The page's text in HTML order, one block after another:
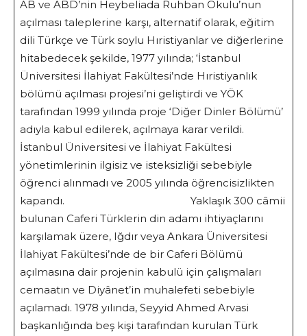
AB ve ABD’nin Heybeliada Ruhban Okulu’nun
açılması taleplerine karşı, alternatif olarak, eğitim
dili Türkçe ve Türk soylu Hıristiyanlar ve diğerlerine
hitabedecek şekilde, 1977 yılında; ‘İstanbul
Üniversitesi İlahiyat Fakültesi’nde Hıristiyanlık
bölümü açılması projesi’ni geliştirdi ve YÖK
tarafından 1999 yılında proje ‘Diğer Dinler Bölümü’
adıyla kabul edilerek, açılmaya karar verildi.
İstanbul Üniversitesi ve İlahiyat Fakültesi
yönetimlerinin ilgisiz ve isteksizliği sebebiyle
öğrenci alınmadı ve 2005 yılında öğrencisizlikten
kapandı.
Yaklaşık 300 câmii
bulunan Caferi Türklerin din adamı ihtiyaçlarını
karşılamak üzere, Iğdır veya Ankara Üniversitesi
İlahiyat Fakültesi’nde de bir Caferi Bölümü
açılmasına dair projenin kabulü için çalışmaları
cemaatın ve Diyânet’in muhalefeti sebebiyle
açılamadı. 1978 yılında, Seyyid Ahmed Arvasi
başkanlığında beş kişi tarafından kurulan Türk